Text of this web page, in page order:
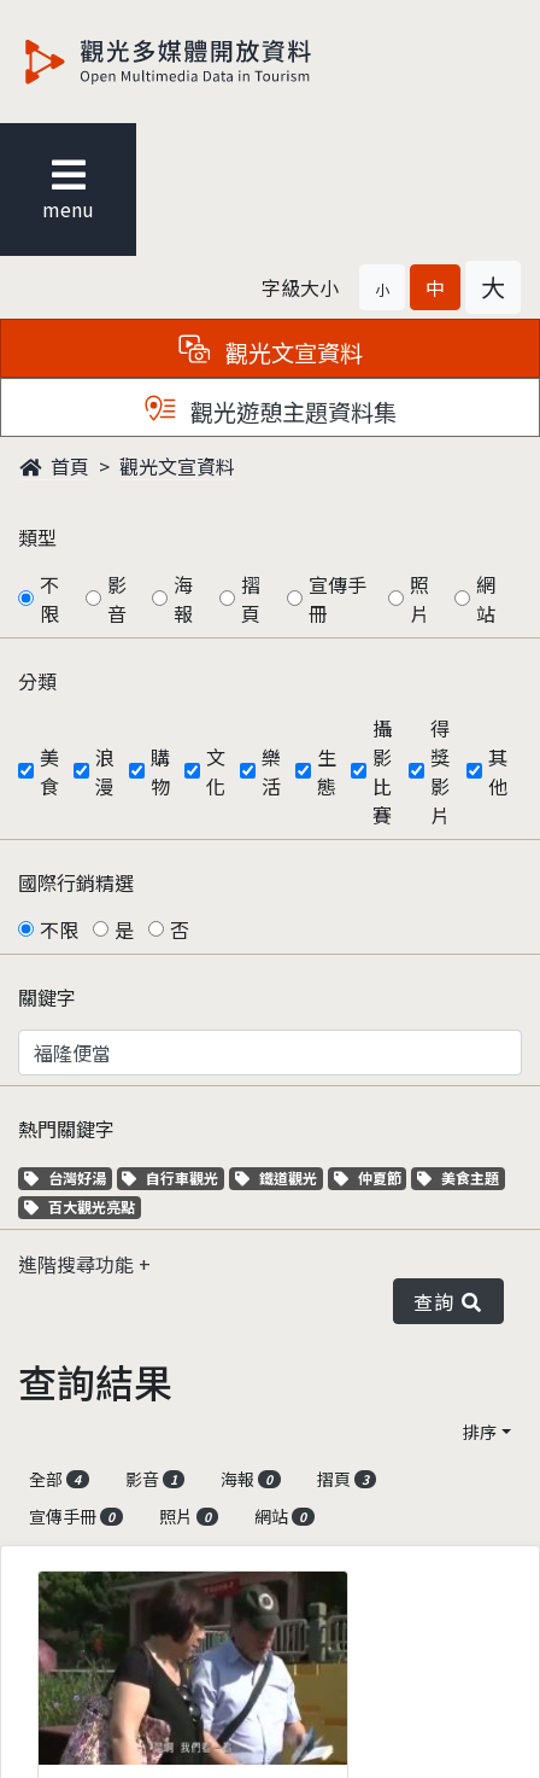
menu
字級大小 小 中 大
觀光文宣資料
觀光遊憩主題資料集
首頁 觀光文宣資料
類型
不
限
影
音
海
報
摺
頁
宣傳手
冊
照
片
網
站
分類
美
食
浪
漫
購
物
文
化
樂
活
生
態
攝
影
比
賽
得
獎
影
片
其
他
國際行銷精選
不限
是 否
關鍵字
熱門關鍵字
關鍵字標籤
台灣好湯 關鍵字標籤
自行車觀光 關鍵字標籤
鐵道觀光 關鍵字標籤
仲夏節 關鍵字標籤
美食主題
關鍵字標籤
百大觀光亮點
進階搜尋功能
查詢
查詢結果
排序
全部
4 影音 1 海報 0 摺頁 3
宣傳手冊 0 照片 0 網站 0